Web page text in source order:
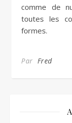
comme de
toutes les
formes.
Par Fred